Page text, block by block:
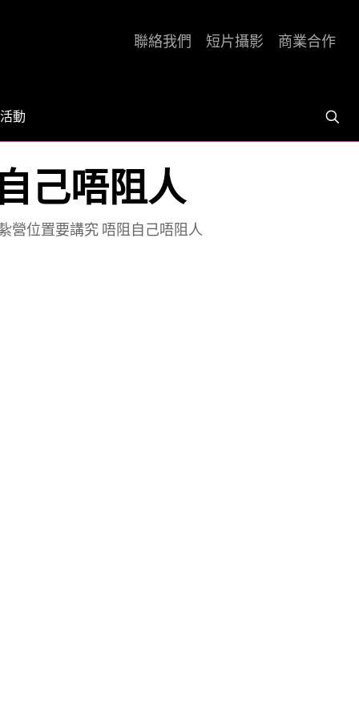
活動
聯絡我們 短片攝影 商業合作
己唔阻人
營位置要講究 唔阻自己唔阻人